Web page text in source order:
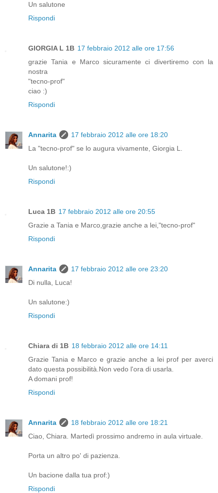
Un salutone
Rispondi
GIORGIA L 1B 17 febbraio 2012 alle ore 17:56
grazie Tania e Marco sicuramente ci divertiremo con la
nostra
"tecno-prof"
ciao :)
Rispondi
Annarita
17 febbraio 2012 alle ore 18:20
La "tecno-prof" se lo augura vivamente, Giorgia L.
Un salutone!:)
Rispondi
Luca 1B 17 febbraio 2012 alle ore 20:55
Grazie a Tania e Marco,grazie anche a lei,"tecno-prof"
Rispondi
Annarita
17 febbraio 2012 alle ore 23:20
Di nulla, Luca!
Un salutone:)
Rispondi
Chiara di 1B 18 febbraio 2012 alle ore 14:11
Grazie Tania e Marco e grazie anche a lei prof per averci
dato questa possibilità.Non vedo l'ora di usarla.
A domani prof!
Rispondi
Annarita
18 febbraio 2012 alle ore 18:21
Ciao, Chiara. Martedì prossimo andremo in aula virtuale.
Porta un altro po' di pazienza.
Un bacione dalla tua prof:)
Rispondi